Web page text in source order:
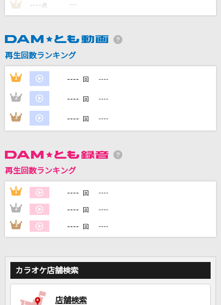
[生音]爆弾魔
ヨルシカ
DAMの新曲・ランキングなど
カラオケ最新情報をチェック！
カラオケをもっと楽しもう！
家族や友達と一緒に！練習にも！
3 ---- 点 ----
再生回数ランキング
1 ---- 回 ----
2 ---- 回 ----
3 ---- 回 ----
再生回数ランキング
1 ---- 回 ----
2 ---- 回 ----
3 ---- 回 ----
カラオケ店舗検索
店舗検索